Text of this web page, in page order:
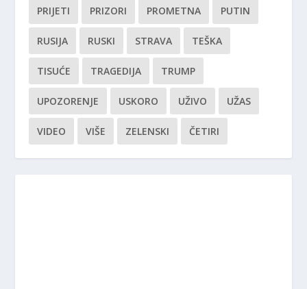
PRIJETI PRIZORI PROMETNA PUTIN
RUSIJA RUSKI STRAVA TEŠKA
TISUĆE TRAGEDIJA TRUMP
UPOZORENJE USKORO UŽIVO UŽAS
VIDEO VIŠE ZELENSKI ČETIRI